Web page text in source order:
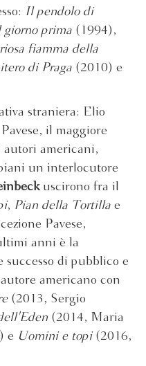
Il pendolo di
giorno prima (1994),
fiamma della
di Praga (2010) e
straniera: Elio
il maggiore
autori americani,
un interlocutore
uscirono fra il
, Pian della Tortilla e
Pavese,
anni è la
di pubblico e
americano con
(2013, Sergio
(2014, Maria
e Uomini e topi(2016,